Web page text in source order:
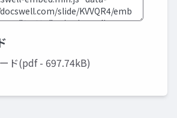
ド(pdf - 697.74kB)